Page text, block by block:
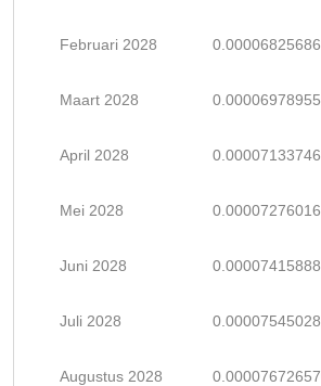
Februari 2028
Maart 2028
April 2028
Mei 2028
Juni 2028
Juli 2028
Augustus 2028